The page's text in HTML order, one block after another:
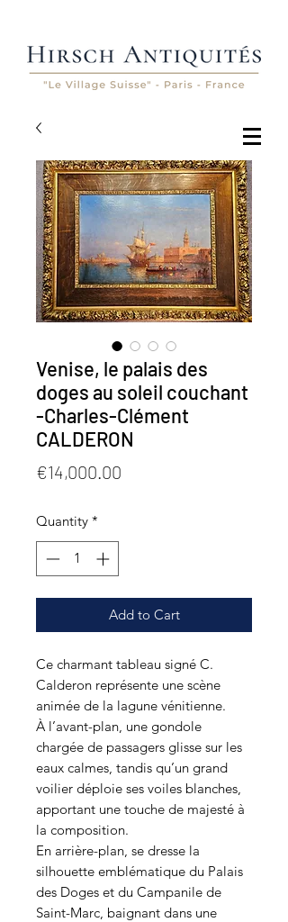
Venise, le palais des
doges au soleil couchant
-Charles-Clément
CALDERON
€14,000.00
Quantity *
Add to Cart
Ce charmant tableau signé C.
Calderon représente une scène
animée de la lagune vénitienne.
À l’avant-plan, une gondole
chargée de passagers glisse sur les
eaux calmes, tandis qu’un grand
voilier déploie ses voiles blanches,
apportant une touche de majesté à
la composition.
En arrière-plan, se dresse la
silhouette emblématique du Palais
des Doges et du Campanile de
Saint-Marc, baignant dans une